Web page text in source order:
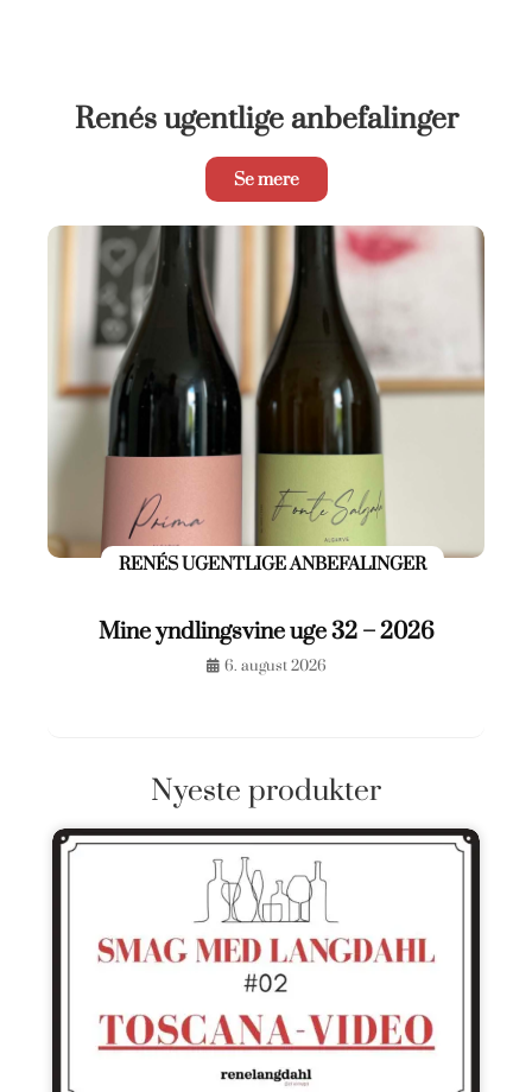
Renés ugentlige anbefalinger
Se mere
RENÉS UGENTLIGE ANBEFALINGER
Mine yndlingsvine uge 32 – 2026
6. august 2026
Nyeste produkter